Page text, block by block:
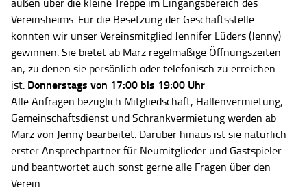
außen über die kleine Treppe im Eingangsbereich des
Vereinsheims. Für die Besetzung der Geschäftsstelle
konnten wir unser Vereinsmitglied Jennifer Lüders (Jenny)
gewinnen. Sie bietet ab März regelmäßige Öffnungszeiten
an, zu denen sie persönlich oder telefonisch zu erreichen
ist: Donnerstags von 17:00 bis 19:00 Uhr
Alle Anfragen bezüglich Mitgliedschaft, Hallenvermietung,
Gemeinschaftsdienst und Schrankvermietung werden ab
März von Jenny bearbeitet. Darüber hinaus ist sie natürlich
erster Ansprechpartner für Neumitglieder und Gastspieler
und beantwortet auch sonst gerne alle Fragen über den
Verein.